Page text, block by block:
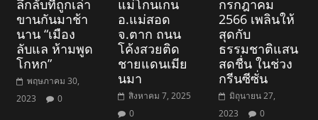
ลึกลับที่ถูกเล่า
ขานกันมาช้า
นาน “เมือง
ลับแล ห้ามพูด
โกหก”
พฤษภาคม 30,
2023
0
แม่โกนเกน
อ.แม่สอด
จ.ตาก ถนน
โค้งสวยติด
ชายแดนเมีย
นมา
สิงหาคม 7, 2025
0
กรกฎาคม
2566 เพลินให้
สุดกับ
ธรรมชาติแสน
สดชื่น ในช่วง
กรีนซีซั่น
มิถุนายน 27,
2023
0